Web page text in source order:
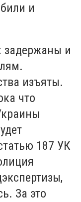
и
задержаны и
изъяты.
что
187 УК
За это